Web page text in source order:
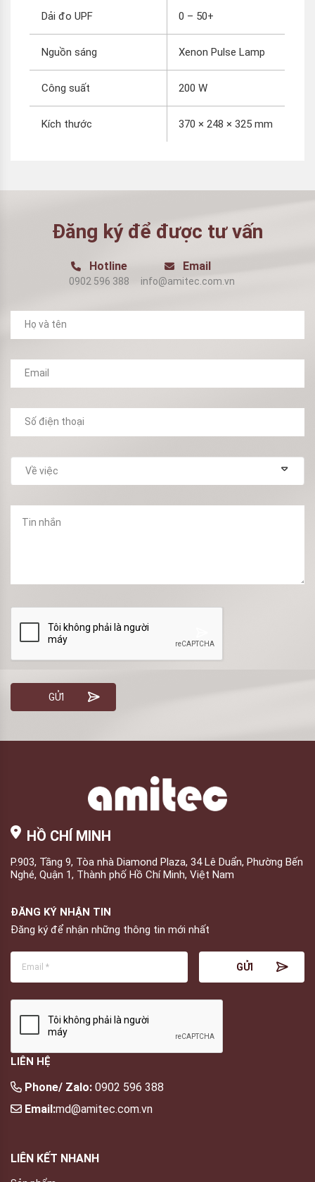
Dải đo UPF 0 – 50+
Nguồn sáng Xenon Pulse Lamp
Công suất 200 W
Kích thước 370 × 248 × 325 mm
Đăng ký để được tư vấn
Hotline
0902 596 388
Email
info@amitec.com.vn
HỒ CHÍ MINH
P.903, Tầng 9, Tòa nhà Diamond Plaza, 34 Lê Duẩn, Phường Bến
Nghé, Quận 1, Thành phố Hồ Chí Minh, Việt Nam
ĐĂNG KÝ NHẬN TIN
Đăng ký để nhận những thông tin mới nhất
LIÊN HỆ
Phone/ Zalo: 0902 596 388
Email:md@amitec.com.vn
LIÊN KẾT NHANH